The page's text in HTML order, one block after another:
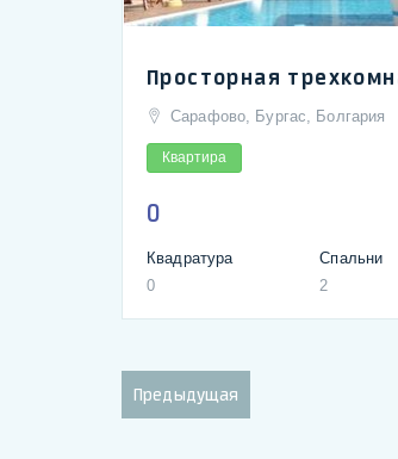
Сарафово, Бургас, Болгария
Квартира
0
Квадратура
0
Спальни
2
Предыдущая